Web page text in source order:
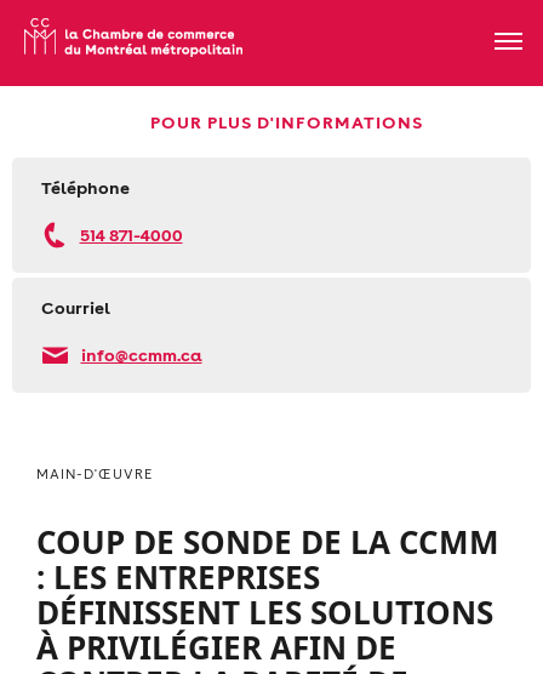
POUR PLUS D'INFORMATIONS
Téléphone
514 871-4000
Courriel
info@ccmm.ca
MAIN-D'ŒUVRE
COUP DE SONDE DE LA CCMM
: LES ENTREPRISES
DÉFINISSENT LES SOLUTIONS
À PRIVILÉGIER AFIN DE